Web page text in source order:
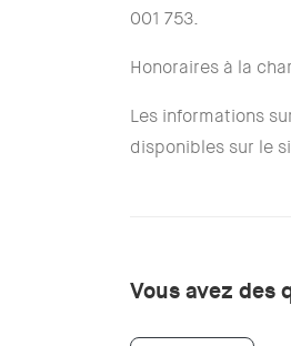
001 753.
Honoraires à la
Les informations
disponibles sur le
Vous avez des